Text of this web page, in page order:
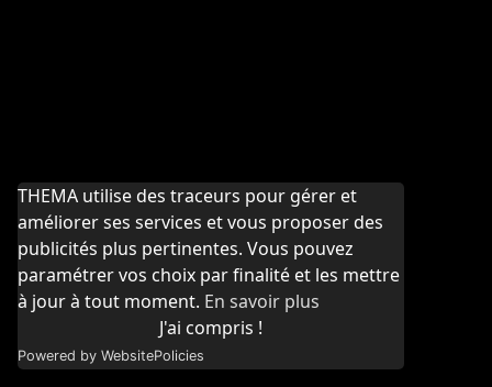
THEMA utilise des traceurs pour gérer et
améliorer ses services et vous proposer des
publicités plus pertinentes. Vous pouvez
paramétrer vos choix par finalité et les mettre
à jour à tout moment. En savoir plus
J'ai compris !
Powered by WebsitePolicies